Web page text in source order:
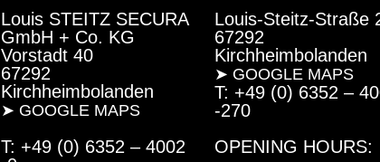
Louis STEITZ SECURA
GmbH + Co. KG
Vorstadt 40
67292
Kirchheimbolanden
➤ GOOGLE MAPS
T: +49 (0) 6352 – 4002
Louis-Steitz-Straße
67292
Kirchheimbolanden
➤ GOOGLE MAPS
T: +49 (0) 6352 –
-270
OPENING HOURS: